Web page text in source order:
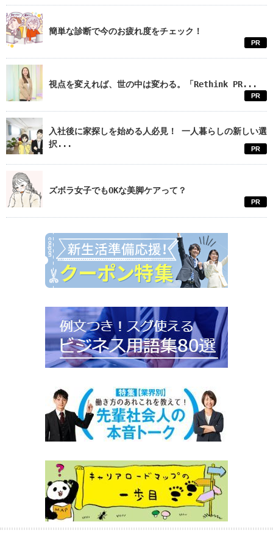
簡単な診断で今のお疲れ度をチェック！
PR
視点を変えれば、世の中は変わる。「Rethink PR...
PR
入社後に家探しを始める人必見！ 一人暮らしの新しい選
択...
PR
ズボラ女子でもOKな美脚ケアって？
PR